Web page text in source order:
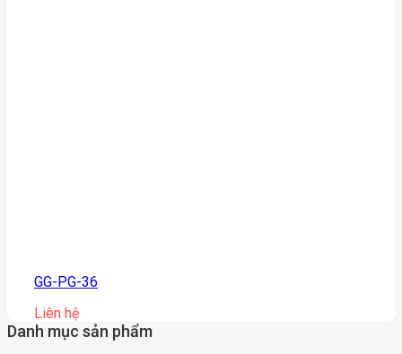
GG-PG-36
Liên hệ
Danh mục sản phẩm